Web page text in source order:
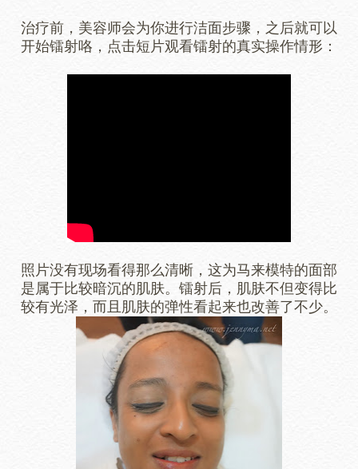
治疗前，美容师会为你进行洁面步骤，之后就可以
开始镭射咯，点击短片观看镭射的真实操作情形：
照片没有现场看得那么清晰，这为马来模特的面部
是属于比较暗沉的肌肤。镭射后，肌肤不但变得比
较有光泽，而且肌肤的弹性看起来也改善了不少。